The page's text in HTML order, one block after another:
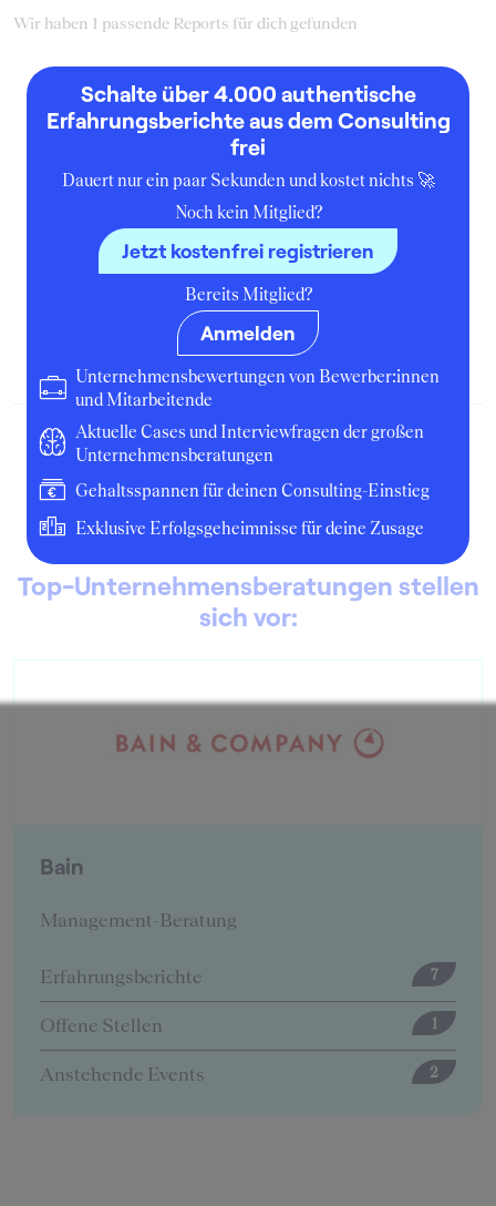
Wir haben 1 passende Reports für dich gefunden
Reuters (Bewerbung Sonstiges)
Sonstiges
Januar 2003 Bewerbung
Top-Unternehmensberatungen stellen
sich vor:
BearingPoint
Management-Beratung
Erfahrungsberichte 12
Offene Stellen 5
Schalte über 4.000 authentische
Erfahrungsberichte aus dem Consulting
frei
Dauert nur ein paar Sekunden und kostet nichts 🚀
Noch kein Mitglied?
Jetzt kostenfrei registrieren
Bereits Mitglied?
Anmelden
Unternehmensbewertungen von Bewerber:innen
und Mitarbeitende
Aktuelle Cases und Interviewfragen der großen
Unternehmensberatungen
Gehaltsspannen für deinen Consulting-Einstieg
Exklusive Erfolgsgeheimnisse für deine Zusage